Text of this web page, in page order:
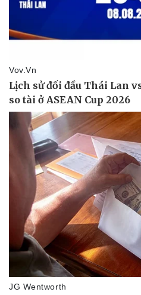
Thể thao
Lịch thi đấu bóng đá
Thế giới thể thao
eSports
Hậu trường